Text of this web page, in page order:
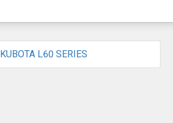
KUBOTA L60 SERIES